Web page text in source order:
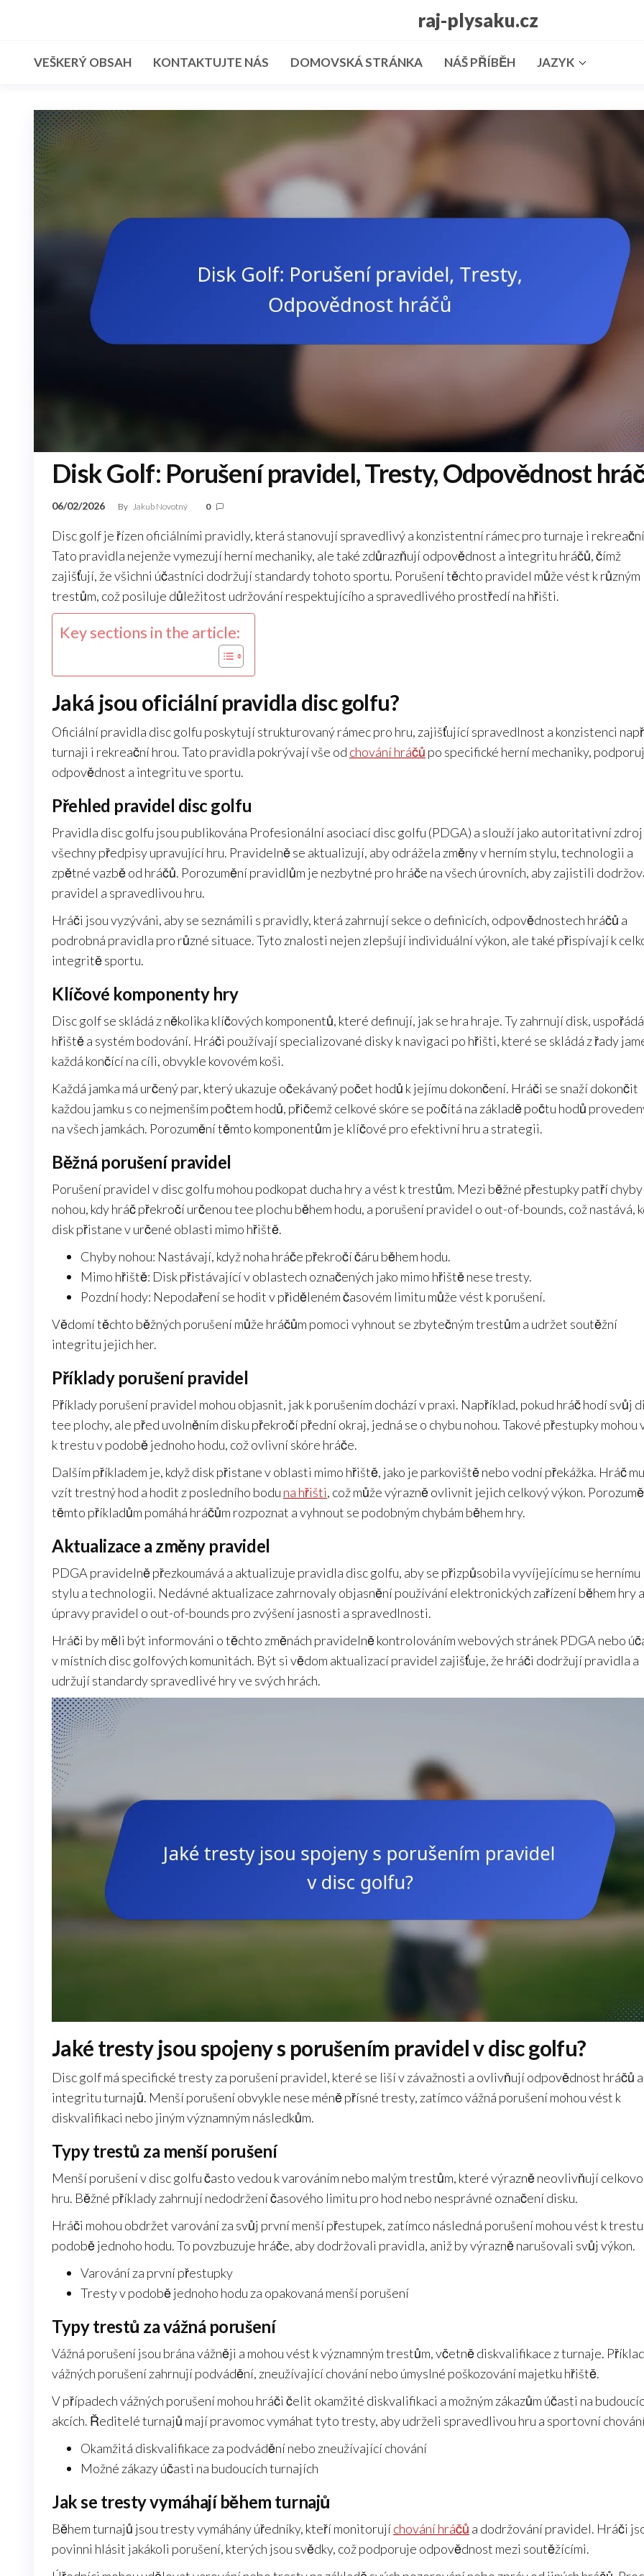
content
raj-plysaku.cz
VEŠKERÝ OBSAH KONTAKTUJTE NÁS DOMOVSKÁ STRÁNKA NÁŠ PŘÍBĚH JAZYK
Disk Golf: Porušení pravidel, Tresty, Odpovědnost
06/02/2026 By Jakub Novotný 0
Disc golf je řízen oficiálními pravidly, která stanovují spravedlivý a konzistentní rámec pro turnaje i
Tato pravidla nejenže vymezují herní mechaniky, ale také zdůrazňují odpovědnost a integritu hráčů, čímž
zajišťují, že všichni účastníci dodržují standardy tohoto sportu. Porušení těchto pravidel může vést k různým
trestům, což posiluje důležitost udržování respektujícího a spravedlivého prostředí na hřišti.
Key sections in the article:
Jaká jsou oficiální pravidla disc golfu?
Oficiální pravidla disc golfu poskytují strukturovaný rámec pro hru, zajišťující spravedlnost a konzistenci
turnaji i rekreační hrou. Tato pravidla pokrývají vše od chování hráčů po specifické herní mechaniky,
odpovědnost a integritu ve sportu.
Přehled pravidel disc golfu
Pravidla disc golfu jsou publikována Profesionální asociací disc golfu (PDGA) a slouží jako autoritativní
všechny předpisy upravující hru. Pravidelně se aktualizují, aby odrážela změny v herním stylu, technologii a
zpětné vazbě od hráčů. Porozumění pravidlům je nezbytné pro hráče na všech úrovních, aby zajistili
pravidel a spravedlivou hru.
Hráči jsou vyzýváni, aby se seznámili s pravidly, která zahrnují sekce o definicích, odpovědnostech hráčů a
podrobná pravidla pro různé situace. Tyto znalosti nejen zlepšují individuální výkon, ale také přispívají k
integritě sportu.
Klíčové komponenty hry
Disc golf se skládá z několika klíčových komponentů, které definují, jak se hra hraje. Ty zahrnují disk,
hřiště a systém bodování. Hráči používají specializované disky k navigaci po hřišti, které se skládá z řady
každá končící na cíli, obvykle kovovém koši.
Každá jamka má určený par, který ukazuje očekávaný počet hodů k jejímu dokončení. Hráči se snaží dokončit
každou jamku s co nejmenším počtem hodů, přičemž celkové skóre se počítá na základě počtu hodů
na všech jamkách. Porozumění těmto komponentům je klíčové pro efektivní hru a strategii.
Běžná porušení pravidel
Porušení pravidel v disc golfu mohou podkopat ducha hry a vést k trestům. Mezi běžné přestupky patří chyby
nohou, kdy hráč překročí určenou tee plochu během hodu, a porušení pravidel o out-of-bounds, což nastává,
disk přistane v určené oblasti mimo hřiště.
Chyby nohou: Nastávají, když noha hráče překročí čáru během hodu.
Mimo hřiště: Disk přistávající v oblastech označených jako mimo hřiště nese tresty.
Pozdní hody: Nepodaření se hodit v přiděleném časovém limitu může vést k porušení.
Vědomí těchto běžných porušení může hráčům pomoci vyhnout se zbytečným trestům a udržet soutěžní
integritu jejich her.
Příklady porušení pravidel
Příklady porušení pravidel mohou objasnit, jak k porušením dochází v praxi. Například, pokud hráč hodí svůj
tee plochy, ale před uvolněním disku překročí přední okraj, jedná se o chybu nohou. Takové přestupky mohou
k trestu v podobě jednoho hodu, což ovlivní skóre hráče.
Dalším příkladem je, když disk přistane v oblasti mimo hřiště, jako je parkoviště nebo vodní překážka. Hráč
vzít trestný hod a hodit z posledního bodu na hřišti, což může výrazně ovlivnit jejich celkový výkon.
těmto příkladům pomáhá hráčům rozpoznat a vyhnout se podobným chybám během hry.
Aktualizace a změny pravidel
PDGA pravidelně přezkoumává a aktualizuje pravidla disc golfu, aby se přizpůsobila vyvíjejícímu se hernímu
stylu a technologii. Nedávné aktualizace zahrnovaly objasnění používání elektronických zařízení během hry a
úpravy pravidel o out-of-bounds pro zvýšení jasnosti a spravedlnosti.
Hráči by měli být informováni o těchto změnách pravidelně kontrolováním webových stránek PDGA nebo
v místních disc golfových komunitách. Být si vědom aktualizací pravidel zajišťuje, že hráči dodržují pravidla a
udržují standardy spravedlivé hry ve svých hrách.
Jaké tresty jsou spojeny s porušením pravidel v disc golfu?
Disc golf má specifické tresty za porušení pravidel, které se liší v závažnosti a ovlivňují odpovědnost hráčů a
integritu turnajů. Menší porušení obvykle nese méně přísné tresty, zatímco vážná porušení mohou vést k
diskvalifikaci nebo jiným významným následkům.
Typy trestů za menší porušení
Menší porušení v disc golfu často vedou k varováním nebo malým trestům, které výrazně neovlivňují
hru. Běžné příklady zahrnují nedodržení časového limitu pro hod nebo nesprávné označení disku.
Hráči mohou obdržet varování za svůj první menší přestupek, zatímco následná porušení mohou vést k
podobě jednoho hodu. To povzbuzuje hráče, aby dodržovali pravidla, aniž by výrazně narušovali svůj výkon.
Varování za první přestupky
Tresty v podobě jednoho hodu za opakovaná menší porušení
Typy trestů za vážná porušení
Vážná porušení jsou brána vážněji a mohou vést k významným trestům, včetně diskvalifikace z turnaje.
vážných porušení zahrnují podvádění, zneužívající chování nebo úmyslné poškozování majetku hřiště.
V případech vážných porušení mohou hráči čelit okamžité diskvalifikaci a možným zákazům účasti na
akcích. Ředitelé turnajů mají pravomoc vymáhat tyto tresty, aby udrželi spravedlivou hru a sportovní
Okamžitá diskvalifikace za podvádění nebo zneužívající chování
Možné zákazy účasti na budoucích turnajích
Jak se tresty vymáhají během turnajů
Během turnajů jsou tresty vymáhány úředníky, kteří monitorujíchování hráčů a dodržování pravidel. Hráči
povinni hlásit jakákoli porušení, kterých jsou svědky, což podporuje odpovědnost mezi soutěžícími.